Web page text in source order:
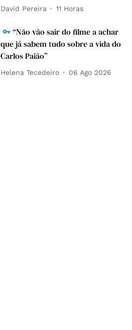
David Pereira 11 Horas
“Não vão sair do filme a achar
que já sabem tudo sobre a vida do
Carlos Paião”
Helena Tecedeiro 06 Ago 2026